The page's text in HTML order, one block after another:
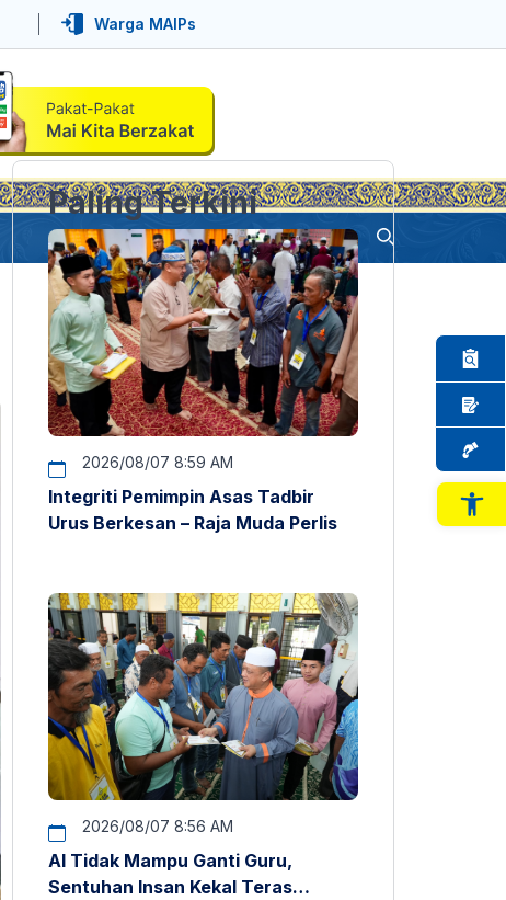
Warga MAIPs
Paling Terkini
2026/08/07 8:59 AM
Integriti Pemimpin Asas Tadbir
Urus Berkesan – Raja Muda Perlis
2026/08/07 8:56 AM
AI Tidak Mampu Ganti Guru,
Sentuhan Insan Kekal Teras